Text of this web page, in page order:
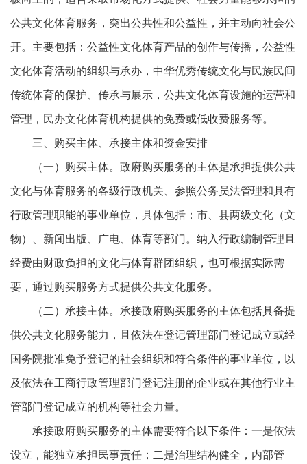
公共文化体育服务，突出公共性和公益性，并主动向社会公
开。主要包括：公益性文化体育产品的创作与传播，公益性
文化体育活动的组织与承办，中华优秀传统文化与民族民间
传统体育的保护、传承与展示，公共文化体育设施的运营和
管理，民办文化体育机构提供的免费或低收费服务等。
三、购买主体、承接主体和资金安排
（一）购买主体。政府购买服务的主体是承担提供公共
文化与体育服务的各级行政机关、参照公务员法管理和具有
行政管理职能的事业单位，具体包括：市、县两级文化（文
物）、新闻出版、广电、体育等部门。纳入行政编制管理且
经费由财政负担的文化与体育群团组织，也可根据实际需
要，通过购买服务方式提供公共文化服务。
（二）承接主体。承接政府购买服务的主体包括具备提
供公共文化服务能力，且依法在登记管理部门登记成立或经
国务院批准免予登记的社会组织和符合条件的事业单位，以
及依法在工商行政管理部门登记注册的企业或在其他行业主
管部门登记成立的机构等社会力量。
承接政府购买服务的主体需要符合以下条件：一是依法
设立，能独立承担民事责任；二是治理结构健全，内部管